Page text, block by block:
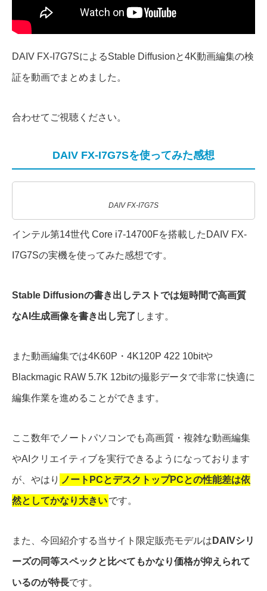
DAIV FX-I7G7SによるStable Diffusionと4K動画編集の検
証を動画でまとめました。
合わせてご視聴ください。
DAIV FX-I7G7Sを使ってみた感想
DAIV FX-I7G7S
インテル第14世代 Core i7-14700Fを搭載したDAIV FX-
I7G7Sの実機を使ってみた感想です。
Stable Diffusionの書き出しテストでは短時間で高画質
なAI生成画像を書き出し完了 します。
また動画編集では4K60P・4K120P 422 10bitや
Blackmagic RAW 5.7K 12bitの撮影データで非常に快適に
編集作業を進めることができます。
ここ数年でノートパソコンでも高画質・複雑な動画編集
やAIクリエイティブを実行できるようになっております
が、やはり ノートPCとデスクトップPCとの性能差は依
然としてかなり大きいです。
また、今回紹介する当サイト限定販売モデルは DAIVシリ
ーズの同等スペックと比べてもかなり価格が抑えられて
いるのが特長です。